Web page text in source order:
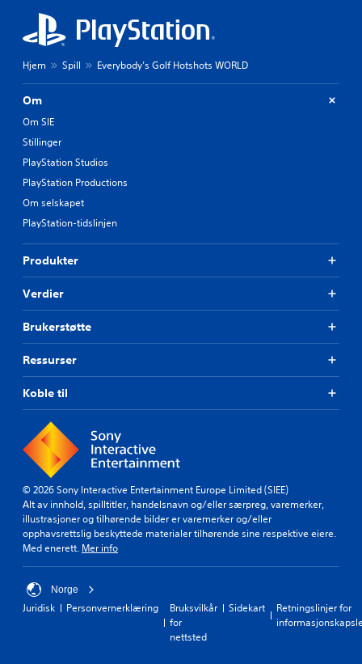
Hjem Spill Everybody’s Golf Hotshots WORLD
Om
Om SIE
Stillinger
PlayStation Studios
PlayStation Productions
Om selskapet
PlayStation-tidslinjen
Produkter
Verdier
Brukerstøtte
Ressurser
Koble til
© 2026 Sony Interactive Entertainment Europe Limited (SIEE)
Alt av innhold, spilltitler, handelsnavn og/eller særpreg, varemerker,
illustrasjoner og tilhørende bilder er varemerker og/eller
opphavsrettslig beskyttede materialer tilhørende sine respektive eiere.
Med enerett. Mer info
Norge
Juridisk Personvernerklæring
Bruksvilkår
for
nettsted
Sidekart
Retningslinjer for